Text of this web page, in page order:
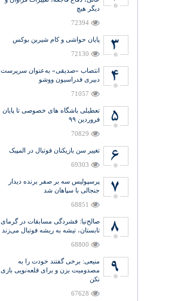
دیگر هیچ
72394
پایان حواشی و کام شیرین بوکس
72130
انتصاب «صدیقی» به‌عنوان سرپرست
دبیری فدراسیون ووشو
71057
تعطیلی باشگاه های خصوصی تا پایان
فروردین ۹۹
70829
تغییر سن بازیکنان فوتبال در المپیک
69303
پرسپولیس سه بر صفر برنده دیدار
جنجالی با سپاهان شد
68851
صالح‌نیا: فشردگی مسابقات در گرمای
تابستان، تیشه به ریشه فوتبال می‌زند
68800
منیعی‌: برخی گفتند خودت را به
مصدومیت بزن و برای قلعه‌نویی بازی
نکن
67628